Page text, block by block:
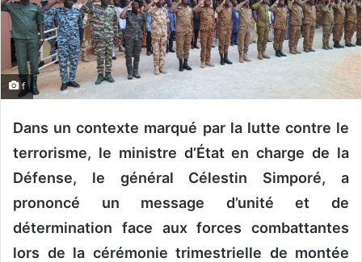
y
e
r
u
n
o
u
i
e
f
Dans un contexte marqué par la lutte contre le
terrorisme, le ministre d’État en charge de la
Défense, le général Célestin Simporé, a
prononcé un message d’unité et de
détermination face aux forces combattantes
lors de la cérémonie trimestrielle de montée